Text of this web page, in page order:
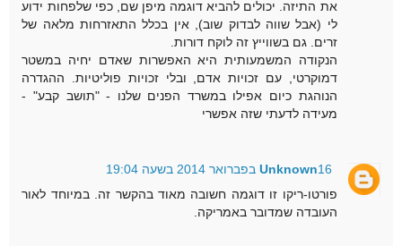
את התיזה. יכולים להביא דוגמה מיפן שם, כפי שלפחות ידוע
לי (אבל שווה לבדוק שוב), אין בכלל התאזרחות מלאה של
זרים. גם בשווייץ זה לוקח דורות.
הנקודה המשמעותית היא האפשרות שאדם יחיה במשטר
דמוקרטי, עם זכויות אדם, ובלי זכויות פוליטיות. ההגדרה
הנוהגת כיום אפילו במשרד הפנים שלנו - "תושב קבע" -
מעידה לדעתי שזה אפשרי
Unknown16 בפברואר 2014 בשעה 19:04
פורטו-ריקו זו דוגמה חשובה מאוד בהקשר זה. במיוחד לאור
העובדה שמדובר באמריקה.